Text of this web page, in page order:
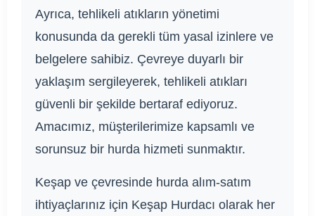
Ayrıca, tehlikeli atıkların yönetimi
konusunda da gerekli tüm yasal izinlere ve
belgelere sahibiz. Çevreye duyarlı bir
yaklaşım sergileyerek, tehlikeli atıkları
güvenli bir şekilde bertaraf ediyoruz.
Amacımız, müşterilerimize kapsamlı ve
sorunsuz bir hurda hizmeti sunmaktır.
Keşap ve çevresinde hurda alım-satım
ihtiyaçlarınız için Keşap Hurdacı olarak her